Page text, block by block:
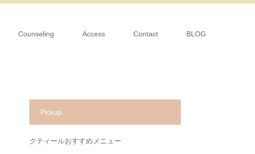
Counseling Access Contact BLOG
Pickup
クティールおすすめメニュー